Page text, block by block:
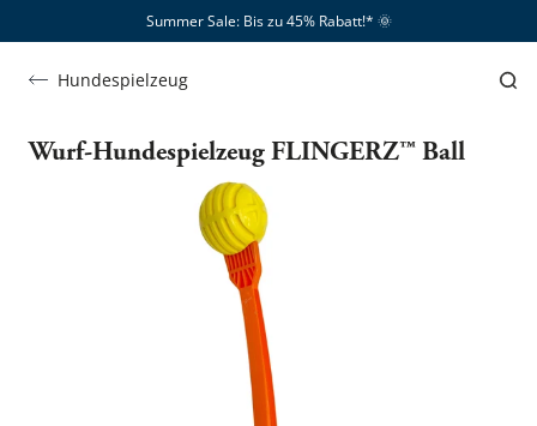
Summer Sale: Bis zu 45% Rabatt!*​ 🌞
Hundespielzeug
Wurf-Hundespielzeug FLINGERZ™ Ball